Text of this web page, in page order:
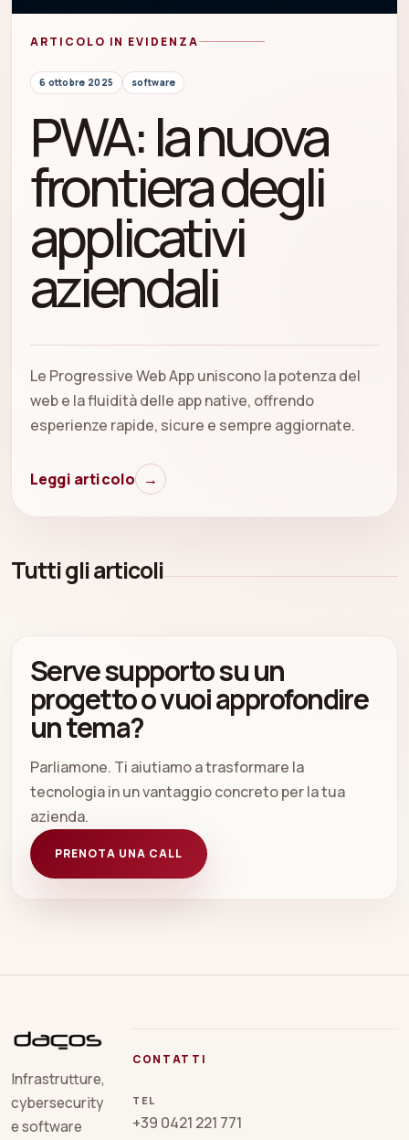
ARTICOLO IN EVIDENZA
6 ottobre 2025 software
PWA: la nuova
frontiera degli
applicativi
aziendali
Le Progressive Web App uniscono la potenza del
web e la fluidità delle app native, offrendo
esperienze rapide, sicure e sempre aggiornate.
Leggi articolo →
Tutti gli articoli
Serve supporto su un
progetto o vuoi approfondire
un tema?
Parliamone. Ti aiutiamo a trasformare la
tecnologia in un vantaggio concreto per la tua
azienda.
PRENOTA UNA CALL
Infrastrutture,
cybersecurity
e software
CONTATTI
TEL
+39 0421 221 771